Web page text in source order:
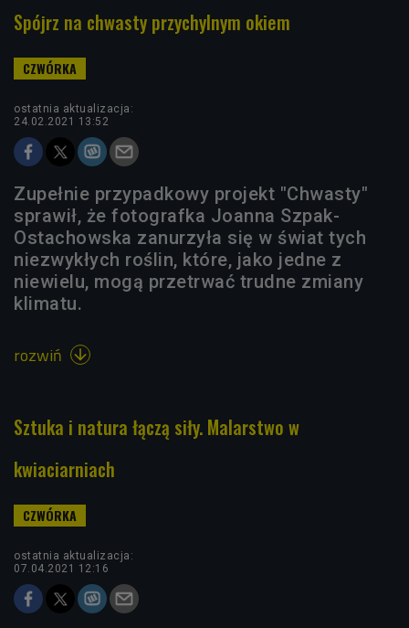
Spójrz na chwasty przychylnym okiem
ostatnia aktualizacja:
24.02.2021 13:52
Zupełnie przypadkowy projekt "Chwasty"
sprawił, że fotografka Joanna Szpak-
Ostachowska zanurzyła się w świat tych
niezwykłych roślin, które, jako jedne z
niewielu, mogą przetrwać trudne zmiany
klimatu.
rozwiń 
Sztuka i natura łączą siły. Malarstwo w
kwiaciarniach
ostatnia aktualizacja:
07.04.2021 12:16